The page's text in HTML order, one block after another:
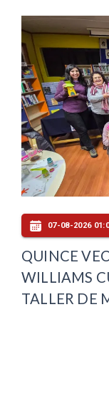
07-08-2026
QUINCE
WILLIAMS
TALLER DE